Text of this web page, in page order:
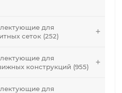
для
сеток (252)
для
конструкций (955)
для